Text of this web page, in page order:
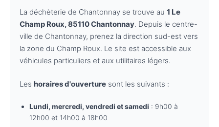
La déchèterie de Chantonnay se trouve au 1 Le
Champ Roux, 85110 Chantonnay. Depuis le centre-
ville de Chantonnay, prenez la direction sud-est vers
la zone du Champ Roux. Le site est accessible aux
véhicules particuliers et aux utilitaires légers.
Les horaires d'ouverture sont les suivants :
Lundi, mercredi, vendredi et samedi : 9h00 à
12h00 et 14h00 à 18h00